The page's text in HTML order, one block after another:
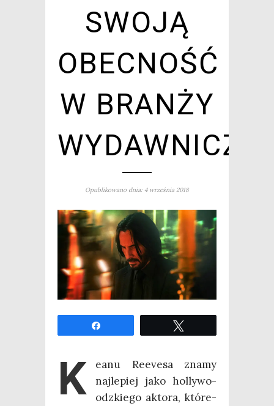
SWOJĄ
OBECNOŚĆ
W BRANŻY
Opublikowano dnia: 4 września 2018
K
eanu Reeve­sa zna­my
naj­le­piej jako hol­ly­wo­
odz­kie­go akto­ra, któ­re­